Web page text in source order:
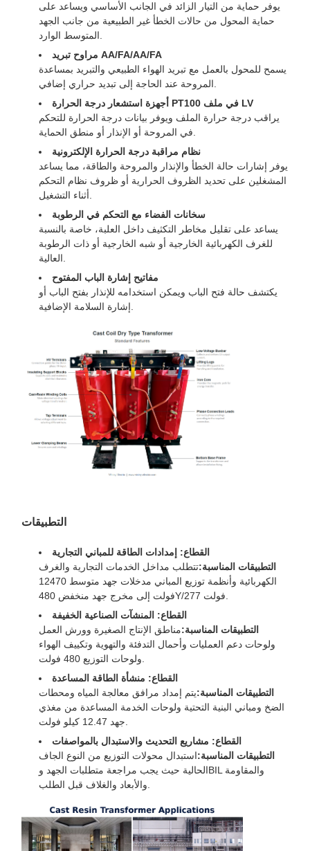
يوفر حماية من التيار الزائد في الجانب الأساسي ويساعد على
حماية المحول من حالات الخطأ غير الطبيعية من جانب الجهد
مراوح تبريد AA/FA/AA/FA
يسمح للمحول بالعمل مع تبريد الهواء الطبيعي والتبريد بمساعدة
أجهزة استشعار درجة الحرارة PT100 في ملف LV
يراقب درجة حرارة الملف ويوفر بيانات درجة الحرارة للتحكم
نظام مراقبة درجة الحرارة الإلكترونية
يوفر إشارات حالة الخطأ والإنذار والمروحة والطاقة، مما يساعد
المشغلين على تحديد الظروف الحرارية أو ظروف نظام التحكم
سخانات الفضاء مع التحكم في الرطوبة
يساعد على تقليل مخاطر التكثيف داخل العلبة، خاصة بالنسبة
للغرف الكهربائية الخارجية أو شبه الخارجية أو ذات الرطوبة
مفاتيح إشارة الباب المفتوح
يكتشف حالة فتح الباب ويمكن استخدامه للإنذار بفتح الباب أو
التطبيقات
القطاع: إمدادات الطاقة للمباني التجارية
التطبيقات المناسبة:تتطلب مداخل الخدمات التجارية والغرف
الكهربائية وأنظمة توزيع المباني مدخلات جهد متوسط ​​12470
القطاع: المنشآت الصناعية الخفيفة
التطبيقات المناسبة:مناطق الإنتاج الصغيرة وورش العمل
ولوحات دعم العمليات وأحمال التدفئة والتهوية وتكييف الهواء
القطاع: منشأة الطاقة المساعدة
التطبيقات المناسبة:يتم إمداد مرافق معالجة المياه ومحطات
الضخ ومباني البنية التحتية ولوحات الخدمة المساعدة من مغذي
القطاع: مشاريع التحديث والاستبدال بالمواصفات
التطبيقات المناسبة:استبدال محولات التوزيع من النوع الجاف
الحالية حيث يجب مراجعة متطلبات الجهد وBIL والمقاومة